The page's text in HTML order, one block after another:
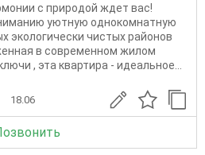
с природой ждет вас!
уютную однокомнатную
экологически чистых районов
в современном жилом
, эта квартира - идеальное...
18.06